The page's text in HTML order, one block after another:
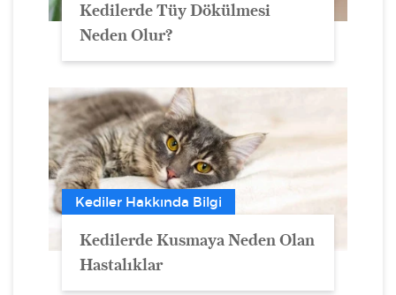
Kedilerde Tüy Dökülmesi
Neden Olur?
Kediler Hakkında Bilgi
Kedilerde Kusmaya Neden Olan
Hastalıklar